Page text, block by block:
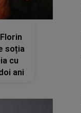
soția
cu
ani